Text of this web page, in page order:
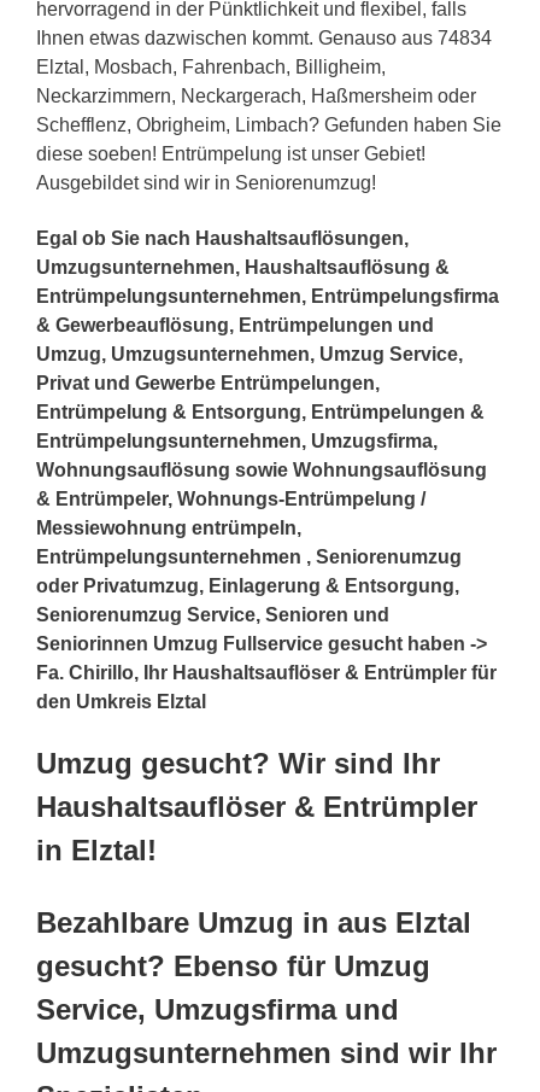
hervorragend in der Pünktlichkeit und flexibel, falls
Ihnen etwas dazwischen kommt. Genauso aus 74834
Elztal, Mosbach, Fahrenbach, Billigheim,
Neckarzimmern, Neckargerach, Haßmersheim oder
Schefflenz, Obrigheim, Limbach? Gefunden haben Sie
diese soeben! Entrümpelung ist unser Gebiet!
Ausgebildet sind wir in Seniorenumzug!
Egal ob Sie nach Haushaltsauflösungen,
Umzugsunternehmen, Haushaltsauflösung &
Entrümpelungsunternehmen, Entrümpelungsfirma
& Gewerbeauflösung, Entrümpelungen und
Umzug, Umzugsunternehmen, Umzug Service,
Privat und Gewerbe Entrümpelungen,
Entrümpelung & Entsorgung, Entrümpelungen &
Entrümpelungsunternehmen, Umzugsfirma,
Wohnungsauflösung sowie Wohnungsauflösung
& Entrümpeler, Wohnungs-Entrümpelung /
Messiewohnung entrümpeln,
Entrümpelungsunternehmen , Seniorenumzug
oder Privatumzug, Einlagerung & Entsorgung,
Seniorenumzug Service, Senioren und
Seniorinnen Umzug Fullservice gesucht haben ->
Fa. Chirillo, Ihr Haushaltsauflöser & Entrümpler für
den Umkreis Elztal
Umzug gesucht? Wir sind Ihr
Haushaltsauflöser & Entrümpler
in Elztal!
Bezahlbare Umzug in aus Elztal
gesucht? Ebenso für Umzug
Service, Umzugsfirma und
Umzugsunternehmen sind wir Ihr